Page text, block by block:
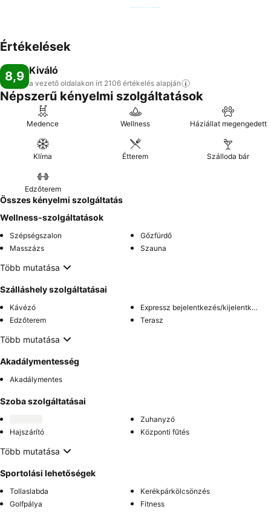
Értékelések
8,9 Kiváló
a vezető oldalakon írt 2106 értékelés alapján
Népszerű kényelmi szolgáltatások
Medence Wellness Háziállat megengedett
Klíma Étterem Szálloda bár
Edzőterem
Összes kényelmi szolgáltatás
Wellness-szolgáltatások
Szépségszalon
Gőzfürdő
Masszázs
Szauna
Több mutatása
Szálláshely szolgáltatásai
Kávézó
Expressz bejelentkezés/kijelentkezés
Edzőterem
Terasz
Több mutatása
Akadálymentesség
Akadálymentes
Szoba szolgáltatásai
Zuhanyzó
Hajszárító
Központi fűtés
Több mutatása
Sportolási lehetőségek
Tollaslabda
Kerékpárkölcsönzés
Golfpálya
Fitness